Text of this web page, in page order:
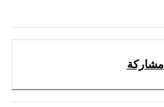
مشاركة